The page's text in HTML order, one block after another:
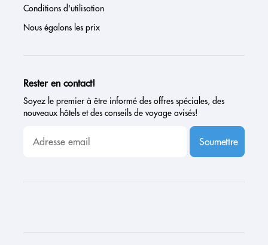
Conditions d'utilisation
Nous égalons les prix
Rester en contact!
Soyez le premier à être informé des offres spéciales, des
nouveaux hôtels et des conseils de voyage avisés!
Soumettre